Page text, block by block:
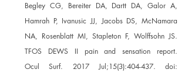
Begley CG, Bereiter DA, Dartt DA, Galor A,
Hamrah P, Ivanusic JJ, Jacobs DS, McNamara
NA, Rosenblatt MI, Stapleton F, Wolffsohn JS.
TFOS DEWS II pain and sensation report.
Ocul Surf. 2017 Jul;15(3):404-437. doi: